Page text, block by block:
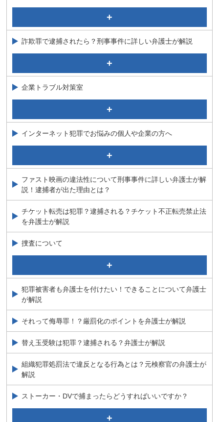
繰り返す万引き・窃盗はクレプトマニア（窃盗症）が原
窃盗に関する少年事件
それって恐喝罪？弁護士が解説！
詐欺罪で逮捕されたら？刑事事件に詳しい弁護士が解説
特殊詐欺の「受け子」「出し子」が逮捕されたら？弁護
背任罪にあたるのはどんな行為？要件を弁護士が解説
企業トラブル対策室
民事介入暴力について
従業員にお金を盗られた？業務上横領被害を受けた企業
が取るべき対応
インターネット犯罪でお悩みの個人や企業の方へ
ＳＮＳ・アプリを使った現代型犯罪の特徴は？弁護士が
泣き寝入り！？ネット上の誹謗中傷に詳しい弁護士が解
説
業務妨害罪とは？威力業務妨害罪・偽計業務妨害罪につ
いて弁護士が解説
パパ活をしたら違法？刑事事件の経験豊富な弁護士が解
説！
ファスト映画の違法性について刑事事件に詳しい弁護士が解
説！逮捕者が出た理由とは？
チケット転売は犯罪？逮捕される？チケット不正転売禁止法
を弁護士が解説
捜査について
当事務所のサポート
捜査について（概要）
捜査の種類
捜査の端緒とは？刑事弁護に詳しい弁護士が解説
犯罪被害者も弁護士を付けたい！できることについて弁護士
が解説
それって侮辱罪！？厳罰化のポイントを弁護士が解説
替え玉受験は犯罪？逮捕される？弁護士が解説
組織犯罪処罰法で違反となる行為とは？元検察官の弁護士が
解説
ストーカー・DVで捕まったらどうすればいいですか？
これってＤＶ？逮捕される？さまざまな疑問を弁護士が